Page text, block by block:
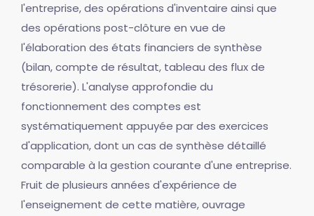
l'entreprise, des opérations d'inventaire ainsi que
des opérations post-clôture en vue de
l'élaboration des états financiers de synthèse
(bilan, compte de résultat, tableau des flux de
trésorerie). L'analyse approfondie du
fonctionnement des comptes est
systématiquement appuyée par des exercices
d'application, dont un cas de synthèse détaillé
comparable à la gestion courante d'une entreprise.
Fruit de plusieurs années d'expérience de
l'enseignement de cette matière, ouvrage